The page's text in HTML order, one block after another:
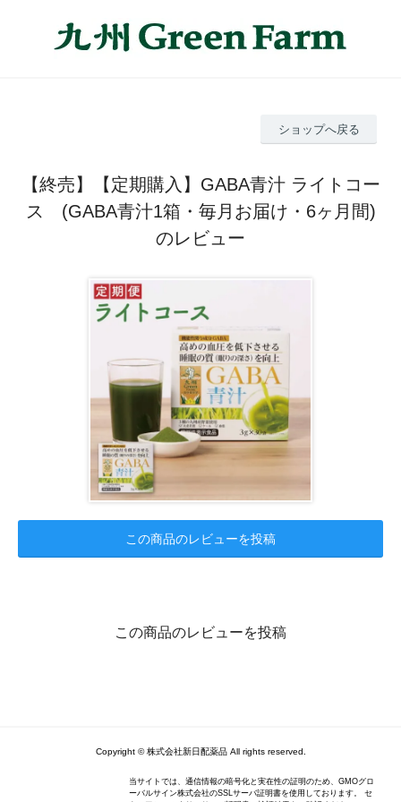
ショップへ戻る
【終売】【定期購入】GABA青汁 ライトコー
ス (GABA青汁1箱・毎月お届け・6ヶ月間)
のレビュー
この商品のレビューを投稿
この商品のレビューを投稿
Copyright ©︎ 株式会社新日配薬品 All rights reserved.
当サイトでは、通信情報の暗号化と実在性の証明のため、GMOグロ
ーバルサイン株式会社のSSLサーバ証明書を使用しております。 セ